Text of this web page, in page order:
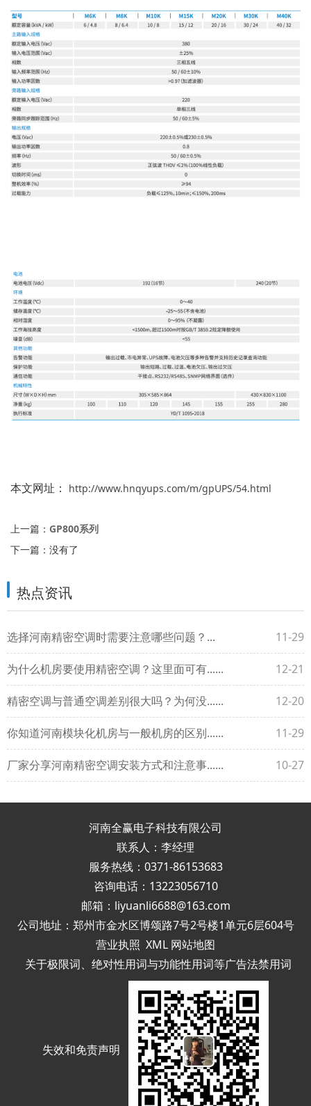
本文网址： http://www.hnqyups.com/m/gpUPS/54.html
上一篇： GP800系列
下一篇：没有了
热点资讯
11-29
选择河南精密空调时需要注意哪些问题？...
12-21
为什么机房要使用精密空调？这里面可有......
12-20
精密空调与普通空调差别很大吗？为何没......
11-29
你知道河南模块化机房与一般机房的区别......
10-27
厂家分享河南精密空调安装方式和注意事......
河南全赢电子科技有限公司
联系人：李经理
服务热线：0371-86153683
咨询电话：13223056710
邮箱：liyuanli6688@163.com
公司地址：郑州市金水区博颂路7号2号楼1单元6层604号
营业执照 XML 网站地图
关于极限词、绝对性用词与功能性用词等广告法禁用词
失效和免责声明